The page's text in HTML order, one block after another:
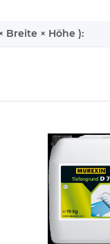
Breite × Höhe ):